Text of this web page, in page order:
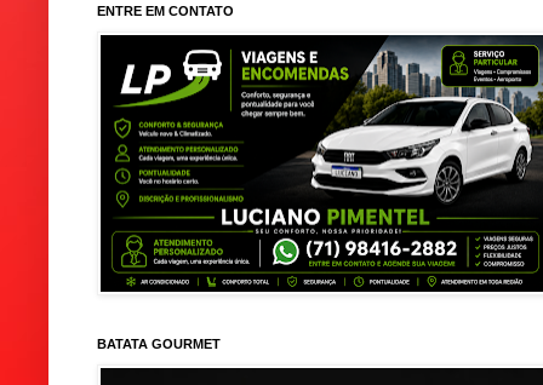
ENTRE EM CONTATO
BATATA GOURMET